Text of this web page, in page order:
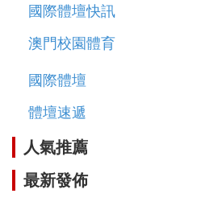
國際體壇快訊
澳門校園體育
國際體壇
體壇速遞
人氣推薦
最新發佈